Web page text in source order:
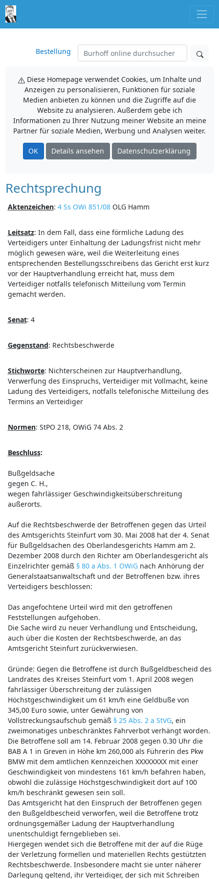
Bestellung
Diese Homepage verwendet Cookies, um Inhalte und
Anzeigen zu personalisieren, Funktionen für soziale
Medien anbieten zu können und die Zugriffe auf die
Website zu analysieren. Außerdem gebe ich
Informationen zu Ihrer Nutzung meiner Website an meine
Partner für soziale Medien, Werbung und Analysen weiter.
OK Details ansehen Datenschutzerklärung
Rechtsprechung
Aktenzeichen: 4 Ss OWi 851/08OLG Hamm
Leitsatz: In dem Fall, dass eine förmliche Ladung des
Verteidigers unter Einhaltung der Ladungsfrist nicht mehr
möglich gewesen wäre, weil die Weiterleitung eines
entsprechenden Bestellungsschreibens das Gericht erst kurz
vor der Hauptverhandlung erreicht hat, muss dem
Verteidiger notfalls telefonisch Mitteilung vom Termin
gemacht werden.
Senat: 4
Gegenstand: Rechtsbeschwerde
Stichworte: Nichterscheinen zur Hauptverhandlung,
Verwerfung des Einspruchs, Verteidiger mit Vollmacht, keine
Ladung des Verteidigers, notfalls telefonische Mitteilung des
Termins an Verteidiger
Normen: StPO 218, OWiG 74 Abs. 2
Beschluss:
Bußgeldsache
gegen C. H.,
wegen fahrlässiger Geschwindigkeitsüberschreitung
außerorts.
Auf die Rechtsbeschwerde der Betroffenen gegen das Urteil
des Amtsgerichts Steinfurt vom 30. Mai 2008 hat der 4. Senat
für Bußgeldsachen des Oberlandesgerichts Hamm am 2.
Dezember 2008 durch den Richter am Oberlandesgericht als
Einzelrichter gemäß § 80 a Abs. 1 OWiGnach Anhörung der
Generalstaatsanwaltschaft und der Betroffenen bzw. ihres
Verteidigers beschlossen:
Das angefochtene Urteil wird mit den getroffenen
Feststellungen aufgehoben.
Die Sache wird zu neuer Verhandlung und Entscheidung,
auch über die Kosten der Rechtsbeschwerde, an das
Amtsgericht Steinfurt zurückverwiesen.
Gründe: Gegen die Betroffene ist durch Bußgeldbescheid des
Landrates des Kreises Steinfurt vom 1. April 2008 wegen
fahrlässiger Überschreitung der zulässigen
Höchstgeschwindigkeit um 61 km/h eine Geldbuße von
345,00 Euro sowie, unter Gewährung von
Vollstreckungsaufschub gemäß § 25 Abs. 2 a StVG, ein
zweimonatiges unbeschränktes Fahrverbot verhängt worden.
Die Betroffene soll am 14. Februar 2008 gegen 0.30 Uhr die
BAB A 1 in Greven in Höhe km 260,000 als Führerin des Pkw
BMW mit dem amtlichen Kennzeichen XXXXXXXX mit einer
Geschwindigkeit von mindestens 161 km/h befahren haben,
obwohl die zulässige Höchstgeschwindigkeit dort auf 100
km/h beschränkt gewesen sein soll.
Das Amtsgericht hat den Einspruch der Betroffenen gegen
den Bußgeldbescheid verworfen, weil die Betroffene trotz
ordnungsgemäßer Ladung der Hauptverhandlung
unentschuldigt ferngeblieben sei.
Hiergegen wendet sich die Betroffene mit der auf die Rüge
der Verletzung formellen und materiellen Rechts gestützten
Rechtsbeschwerde. Insbesondere macht sie unter näherer
Darlegung geltend, ihr Verteidiger, der sich mit Schreiben